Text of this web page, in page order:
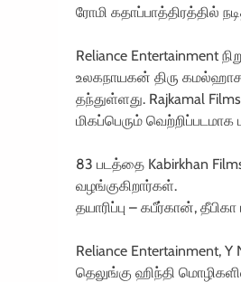
ரோமி கதாப்பாத்திரத்தில்
Reliance Entertainment
உலகநாயகன் திரு
தந்துள்ளது. Rajkamal
மிகப்பெரும் வெற்றிப்படமாக
83 படத்தை Kabirkhan
வழங்குகிறார்கள்.
தயாரிப்பு – கபீர்கான்,
Reliance Entertainment,
தெலுங்கு ஹிந்தி